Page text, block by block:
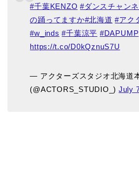
#千葉KENZO #ダンスチャン
の踊ってますか#北海道 #アク
#w_inds #千葉涼平 #DAPUMP
https://t.co/D0kQznuS7U
— アクターズスタジオ北海道
(@ACTORS_STUDIO_) July